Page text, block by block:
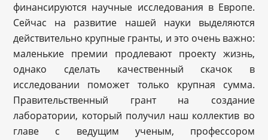
финансируются научные исследования в Европе.
Сейчас на развитие нашей науки выделяются
действительно крупные гранты, и это очень важно:
маленькие премии продлевают проекту жизнь,
однако сделать качественный скачок в
исследовании поможет только крупная сумма.
Правительственный грант на создание
лаборатории, который получил наш коллектив во
главе с ведущим ученым, профессором